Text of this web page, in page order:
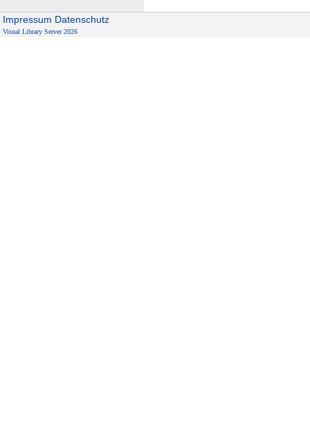
Impressum Datenschutz
Visual Library Server 2026